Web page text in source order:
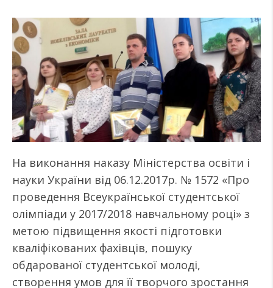
На виконання наказу Міністерства освіти і
науки України від 06.12.2017р. № 1572 «Про
проведення Всеукраїнської студентської
олімпіади у 2017/2018 навчальному році» з
метою підвищення якості підготовки
кваліфікованих фахівців, пошуку
обдарованої студентської молоді,
створення умов для її творчого зростання